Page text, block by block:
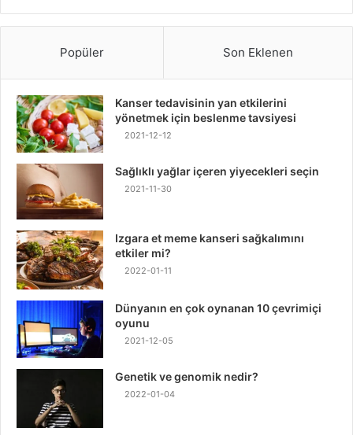
Popüler Son Eklenen
Kanser tedavisinin yan etkilerini
yönetmek için beslenme tavsiyesi
2021-12-12
Sağlıklı yağlar içeren yiyecekleri seçin
2021-11-30
Izgara et meme kanseri sağkalımını
etkiler mi?
2022-01-11
Dünyanın en çok oynanan 10 çevrimiçi
oyunu
2021-12-05
Genetik ve genomik nedir?
2022-01-04